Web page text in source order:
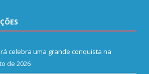
celebra uma grande conquista na
de 2026